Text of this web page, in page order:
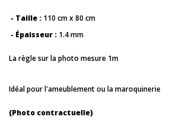
- Taille : 110 cm x 80 cm
- Épaisseur : 1.4 mm
La règle sur la photo mesure 1m
Idéal pour l'ameublement ou la maroquinerie
(Photo contractuelle)